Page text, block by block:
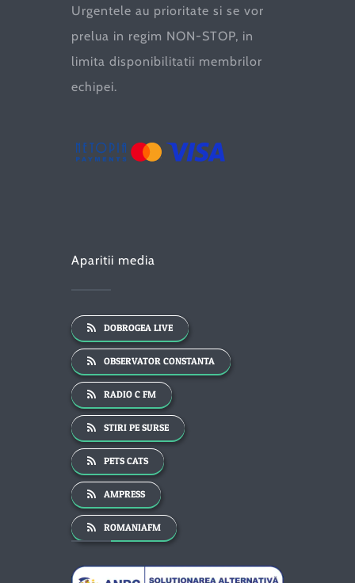
Urgentele au prioritate si se vor
prelua in regim NON-STOP, in
limita disponibilitatii membrilor
echipei.
Aparitii media
DOBROGEA LIVE
OBSERVATOR CONSTANTA
RADIO C FM
STIRI PE SURSE
PETS CATS
AMPRESS
ROMANIAFM